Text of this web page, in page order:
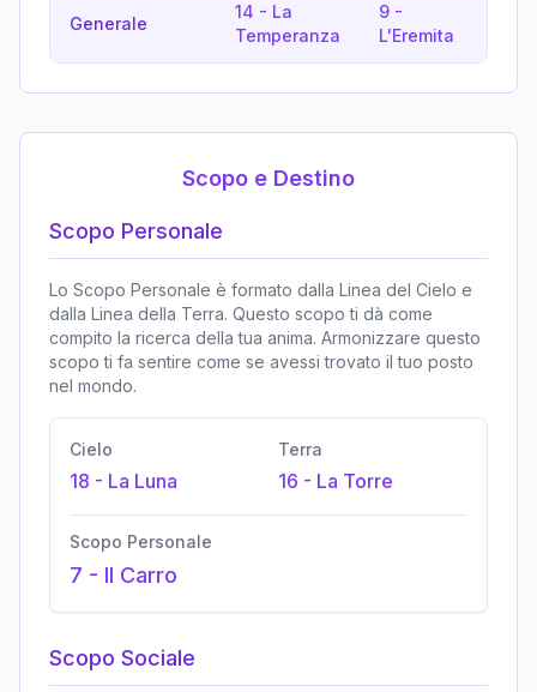
Generale
14 - La
Temperanza
9 -
L'Eremita
Scopo e Destino
Scopo Personale
Lo Scopo Personale è formato dalla Linea del Cielo e
dalla Linea della Terra. Questo scopo ti dà come
compito la ricerca della tua anima. Armonizzare questo
scopo ti fa sentire come se avessi trovato il tuo posto
nel mondo.
Cielo
18 - La Luna
Terra
16 - La Torre
Scopo Personale
7 - Il Carro
Scopo Sociale